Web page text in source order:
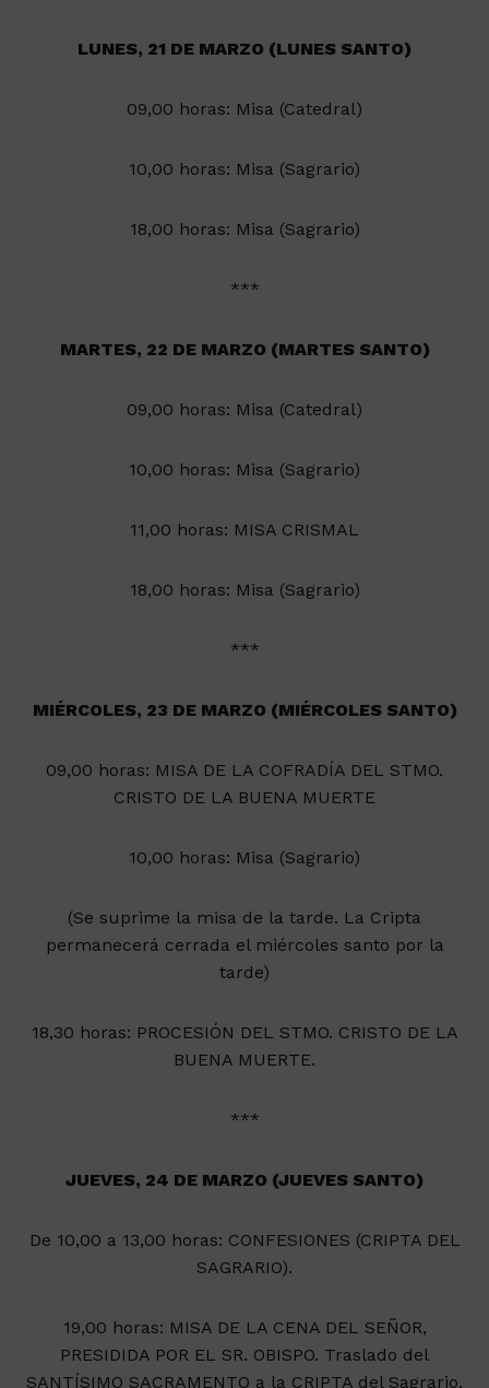
LUNES, 21 DE MARZO (LUNES SANTO)
09,00 horas: Misa (Catedral)
10,00 horas: Misa (Sagrario)
18,00 horas: Misa (Sagrario)
***
MARTES, 22 DE MARZO (MARTES SANTO)
09,00 horas: Misa (Catedral)
10,00 horas: Misa (Sagrario)
11,00 horas: MISA CRISMAL
18,00 horas: Misa (Sagrario)
***
MIÉRCOLES, 23 DE MARZO (MIÉRCOLES SANTO)
09,00 horas: MISA DE LA COFRADÍA DEL STMO.
CRISTO DE LA BUENA MUERTE
10,00 horas: Misa (Sagrario)
(Se suprime la misa de la tarde. La Cripta
permanecerá cerrada el miércoles santo por la
tarde)
18,30 horas: PROCESIÓN DEL STMO. CRISTO DE LA
BUENA MUERTE.
***
JUEVES, 24 DE MARZO (JUEVES SANTO)
De 10,00 a 13,00 horas: CONFESIONES (CRIPTA DEL
SAGRARIO).
19,00 horas: MISA DE LA CENA DEL SEÑOR,
PRESIDIDA POR EL SR. OBISPO. Traslado del
SANTÍSIMO SACRAMENTO a la CRIPTA del Sagrario.